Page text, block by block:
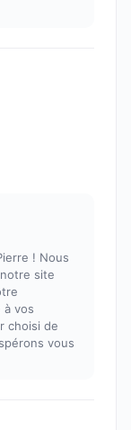
! Nous
site
à vos
choisi de
vous